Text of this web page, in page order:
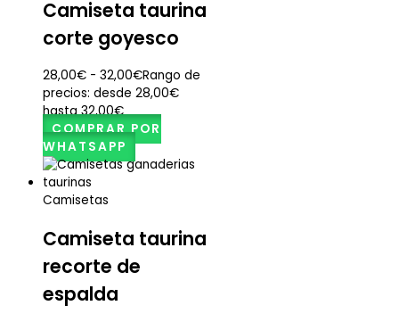
Camiseta taurina
corte goyesco
28,00€ - 32,00€Rango de
precios: desde 28,00€
hasta 32,00€
COMPRAR POR
WHATSAPP
Camisetas
Camiseta taurina
recorte de
espalda